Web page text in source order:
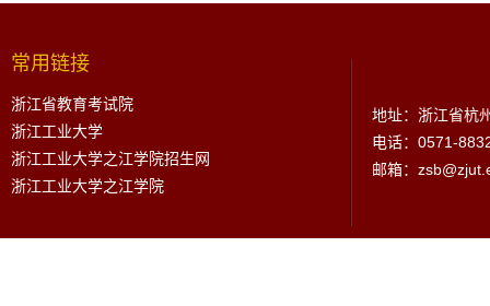
常用链接
浙江省教育考试院
浙江工业大学
浙江工业大学之江学院招生网
浙江工业大学之江学院
地址：浙江省杭
电话：0571-
邮箱：